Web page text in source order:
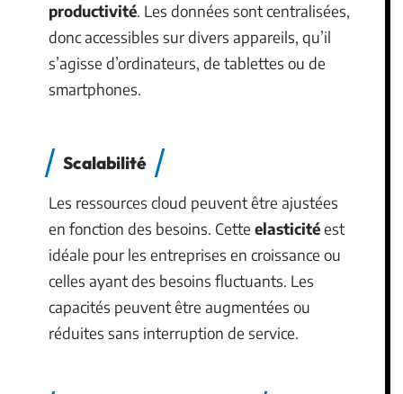
productivité. Les données sont centralisées,
donc accessibles sur divers appareils, qu’il
s’agisse d’ordinateurs, de tablettes ou de
smartphones.
Scalabilité
Les ressources cloud peuvent être ajustées
en fonction des besoins. Cette elasticitéest
idéale pour les entreprises en croissance ou
celles ayant des besoins fluctuants. Les
capacités peuvent être augmentées ou
réduites sans interruption de service.